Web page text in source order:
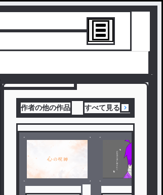
作者の他の作品 すべて見る